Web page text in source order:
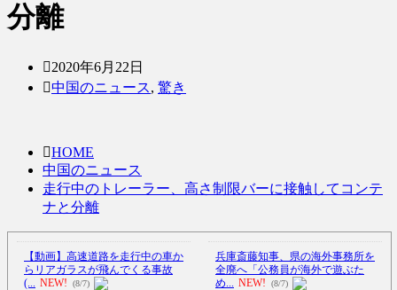
分離
2020年6月22日
中国のニュース, 驚き
HOME
中国のニュース
走行中のトレーラー、高さ制限バーに接触してコンテ
ナと分離
【動画】高速道路を走行中の車か
らリアガラスが飛んでくる事故
(...
NEW! (8/7)
兵庫斎藤知事、県の海外事務所を
全廃へ「公務員が海外で遊ぶた
め...
NEW! (8/7)